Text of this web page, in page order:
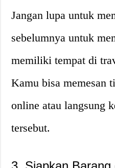
Jangan lupa untuk
sebelumnya untuk
memiliki tempat di
Kamu bisa memesan
online atau langsung
tersebut.